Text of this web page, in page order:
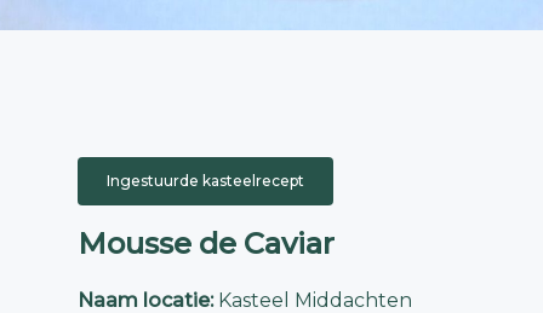
Ingestuurde kasteelrecept
Mousse de Caviar
Naam locatie:Kasteel Middachten